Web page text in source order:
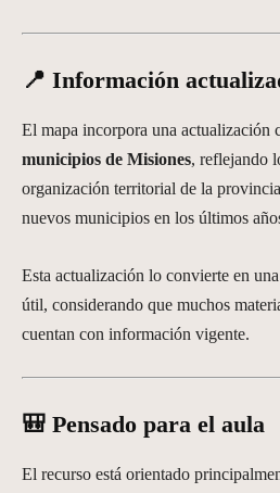
📍 Información
El mapa incorpora una actualización
municipios de Misiones, reflejando
organización territorial de la
nuevos municipios en los últimos
Esta actualización lo convierte en
útil, considerando que muchos
cuentan con información vigente.
🎒 Pensado para el aula
El recurso está orientado